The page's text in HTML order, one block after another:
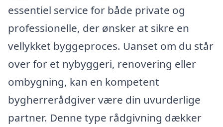
essentiel service for både private og
professionelle, der ønsker at sikre en
vellykket byggeproces. Uanset om du står
over for et nybyggeri, renovering eller
ombygning, kan en kompetent
bygherrerådgiver være din uvurderlige
partner. Denne type rådgivning dækker